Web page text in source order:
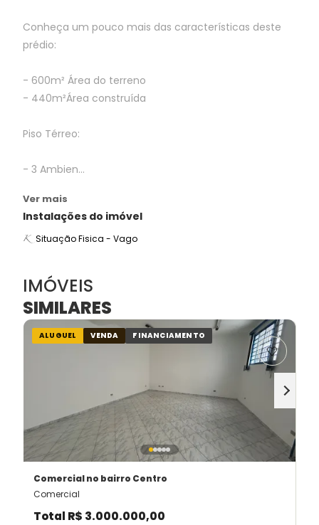
Conheça um pouco mais das características deste
prédio:
- 600m² Área do terreno
- 440m²Área construída
Piso Térreo:
- 3 Ambien...
Ver mais
Instalações do imóvel
Situação Fisica - Vago
IMÓVEIS
SIMILARES
ALUGUEL VENDA FINANCIAMENTO
Comercialno bairro Centro
Comercial
Total R$ 3.000.000,00